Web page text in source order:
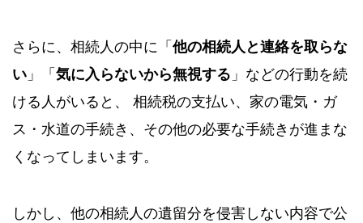
さらに、相続人の中に「他の相続人と連絡を取らな
い 」「気に入らないから無視する 」などの行動を続
ける人がいると、 相続税の支払い、家の電気・ガ
ス・水道の手続き、その他の必要な手続きが進まな
くなってしまいます。
しかし、他の相続人の遺留分を侵害しない内容で公